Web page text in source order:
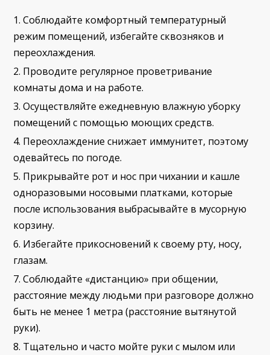
Соблюдайте комфортный температурный
режим помещений, избегайте сквозняков и
переохлаждения.
Проводите регулярное проветривание
комнаты дома и на работе.
Осуществляйте ежедневную влажную уборку
помещений с помощью моющих средств.
Переохлаждение снижает иммунитет, поэтому
одевайтесь по погоде.
Прикрывайте рот и нос при чихании и кашле
одноразовыми носовыми платками, которые
после использования выбрасывайте в мусорную
корзину.
Избегайте прикосновений к своему рту, носу,
глазам.
Соблюдайте «дистанцию» при общении,
расстояние между людьми при разговоре должно
быть не менее 1 метра (расстояние вытянутой
руки).
Тщательно и часто мойте руки с мылом или